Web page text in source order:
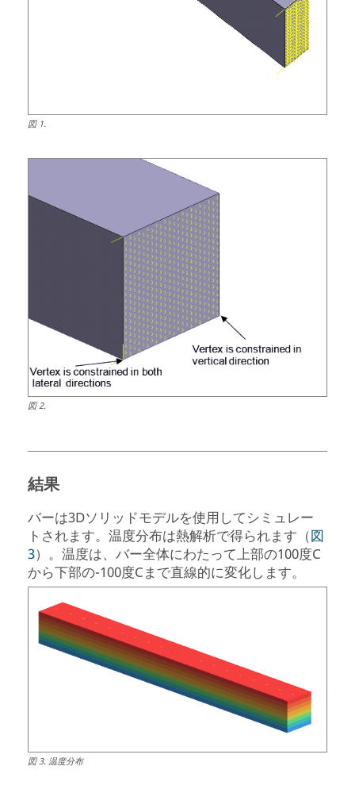
図1.
図2.
結果
バーは3Dソリッドモデルを使用してシミュレー
トされます。温度分布は熱解析で得られます（図
3）。温度は、バー全体にわたって上部の100度C
から下部の-100度Cまで直線的に変化します。
図3.温度分布